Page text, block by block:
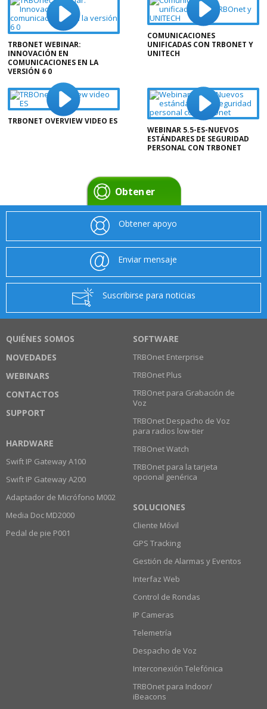
TRBONET WEBINAR:
INNOVACIÓN EN
COMUNICACIONES EN LA
VERSIÓN 6 0
COMUNICACIONES
UNIFICADAS CON TRBONET Y
UNITECH
TRBONET OVERVIEW VIDEO ES
WEBINAR 5.5-ES-NUEVOS
ESTÁNDARES DE SEGURIDAD
PERSONAL CON TRBONET
Obtener
apoyo
Obtener apoyo
Enviar mensaje
Suscribirse para noticias
QUIÉNES SOMOS
NOVEDADES
WEBINARS
CONTACTOS
SUPPORT
SOFTWARE
TRBOnet Enterprise
TRBOnet Plus
TRBOnet para Grabación de
Voz
TRBOnet Despacho de Voz
para radios low-tier
TRBOnet Watch
TRBOnet para la tarjeta
opcional genérica
HARDWARE
Swift IP Gateway A100
Swift IP Gateway A200
Adaptador de Micrófono M002
Media Doc MD2000
Pedal de pie P001
SOLUCIONES
Cliente Móvil
GPS Tracking
Gestión de Alarmas y Eventos
Interfaz Web
Control de Rondas
IP Cameras
Telemetría
Despacho de Voz
Interconexión Telefónica
TRBOnet para Indoor/
iBeacons